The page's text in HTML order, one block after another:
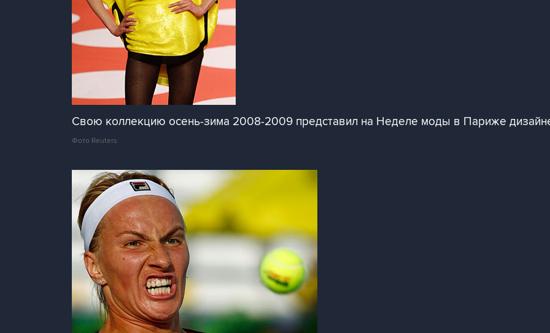
Свою коллекцию осень-зима 2008-2009 представил на Неделе моды в Париже
Фото Reuters